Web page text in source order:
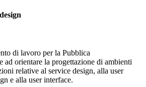
di lavoro per la Pubblica
ad orientare la progettazione di ambienti
relative al service design, alla user
e alla user interface.